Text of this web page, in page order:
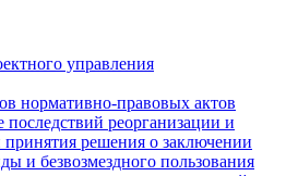
управления
нормативно-правовых актов
реорганизации и
принятия решения о заключении
и безвозмездного пользования